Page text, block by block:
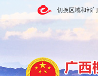
切换区域和部门